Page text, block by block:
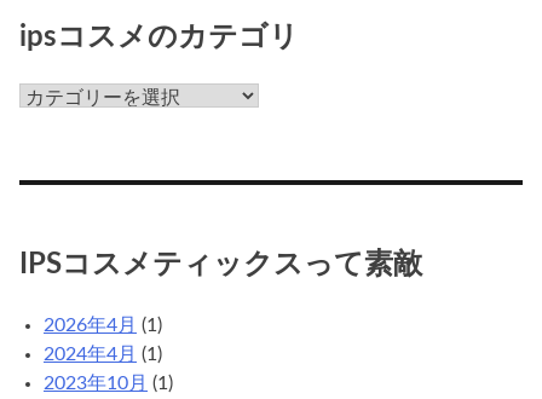
ipsコスメのカテゴリ
ips
メ
テ
リ
IPSコスメティックスって素敵
2026年4月 (1)
2024年4月 (1)
2023年10月 (1)